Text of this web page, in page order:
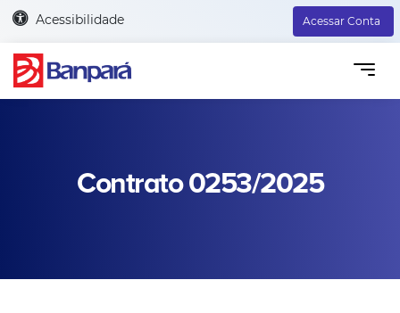
Acessibilidade Acessar Conta
Contrato 0253/2025